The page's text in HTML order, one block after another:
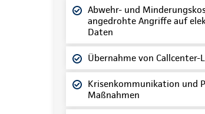
Abwehr- und
angedrohte Angriffe auf
Daten
Übernahme von Callcenter-
Krisenkommunikation und
Maßnahmen